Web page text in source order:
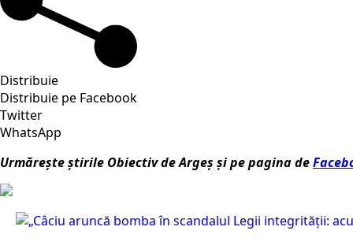
Distribuie
Distribuie pe Facebook
Twitter
WhatsApp
Urmărește știrile Obiectiv de Argeș și pe pagina de